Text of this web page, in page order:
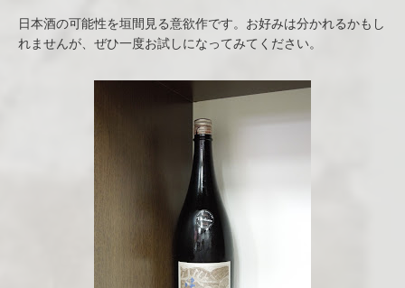
日本酒の可能性を垣間見る意欲作です。お好みは分かれるかもし
れませんが、ぜひ一度お試しになってみてください。